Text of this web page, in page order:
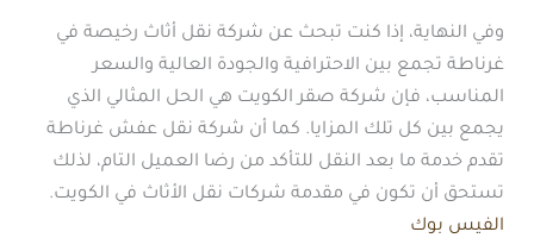
وفي النهاية، إذا كنت تبحث عن شركة نقل أثاث رخيصة في
غرناطة تجمع بين الاحترافية والجودة العالية والسعر
المناسب، فإن شركة صقر الكويت هي الحل المثالي الذي
يجمع بين كل تلك المزايا. كما أن شركة نقل عفش غرناطة
تقدم خدمة ما بعد النقل للتأكد من رضا العميل التام، لذلك
تستحق أن تكون في مقدمة شركات نقل الأثاث في الكويت.
الفيس بوك